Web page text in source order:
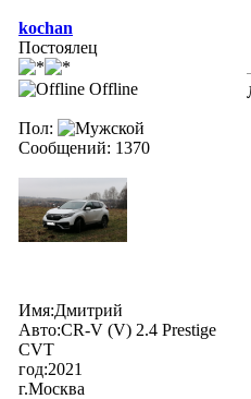
kochan
Постоялец
Offline
Пол:
Сообщений: 1370
Имя:Дмитрий
Авто:CR-V (V) 2.4 Prestige
CVT
год:2021
г.Москва